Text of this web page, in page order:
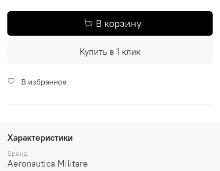
В корзину
Купить в 1 клик
В избранное
Характеристики
Бренд
Aeronautica Militare